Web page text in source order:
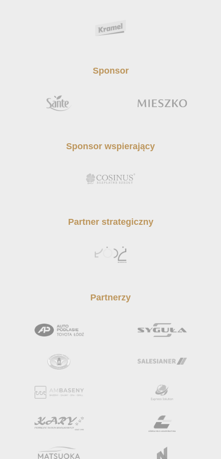
Sponsor
Sponsor wspierający
Partner strategiczny
Partnerzy